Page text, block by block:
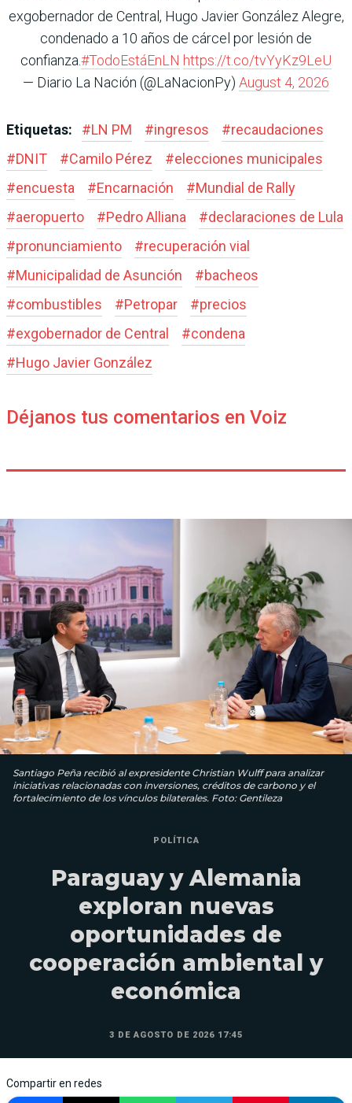
exgobernador de Central, Hugo Javier González Alegre,
condenado a 10 años de cárcel por lesión de
confianza.#TodoEstáEnLN https://t.co/tvYyKz9LeU
— Diario La Nación (@LaNacionPy) August 4, 2026
Etiquetas: #LN PM #ingresos #recaudaciones
#DNIT #Camilo Pérez #elecciones municipales
#encuesta #Encarnación #Mundial de Rally
#aeropuerto #Pedro Alliana #declaraciones de Lula
#pronunciamiento #recuperación vial
#Municipalidad de Asunción #bacheos
#combustibles #Petropar #precios
#exgobernador de Central #condena
#Hugo Javier González
Déjanos tus comentarios en Voiz
Santiago Peña recibió al expresidente Christian Wulff para analizar
iniciativas relacionadas con inversiones, créditos de carbono y el
fortalecimiento de los vínculos bilaterales. Foto: Gentileza
POLÍTICA
Paraguay y Alemania
exploran nuevas
oportunidades de
cooperación ambiental y
económica
3 DE AGOSTO DE 2026 17:45
Compartir en redes